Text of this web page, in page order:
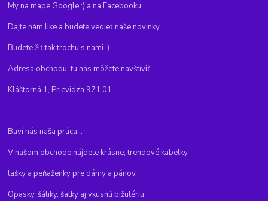
My na mape Google :) a na Facebooku.
Dajte nám like a budete vedieť naše novinky.
Budete žiť tak trochu s nami :)
Adresa obchodu, tu nás môžete navštíviť:
Kláštorná 1, Prievidza 971 01
Baví nás naša práca...
V našom obchode nájdete krásne, trendové kabelky,
tašky a peňaženky pre dámy a pánov.
Opasky, šáliky, šatky aj vkusnú bižutériu.